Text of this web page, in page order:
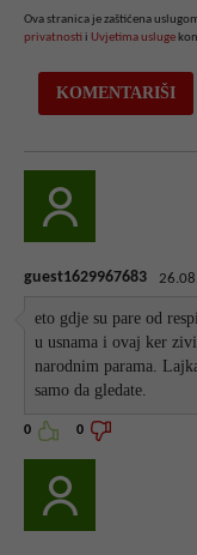
Ova stranica je zaštićena
privatnosti i Uvjetima usluge
guest1629967683
eto gdje su pare od
u usnama i ovaj ker
narodnim parama.
samo da gledate.
0 0